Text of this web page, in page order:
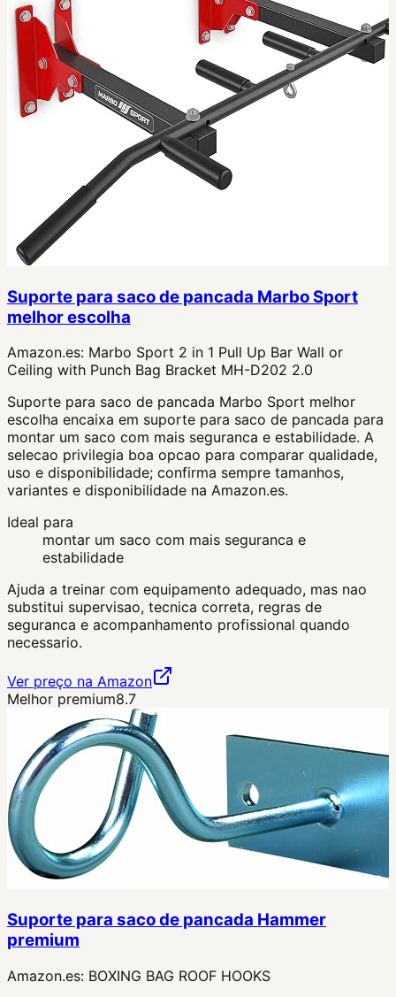
Suporte para saco de pancada Marbo Sport
melhor escolha
Amazon.es: Marbo Sport 2 in 1 Pull Up Bar Wall or
Ceiling with Punch Bag Bracket MH-D202 2.0
Suporte para saco de pancada Marbo Sport melhor
escolha encaixa em suporte para saco de pancada para
montar um saco com mais seguranca e estabilidade. A
selecao privilegia boa opcao para comparar qualidade,
uso e disponibilidade; confirma sempre tamanhos,
variantes e disponibilidade na Amazon.es.
Ideal para
montar um saco com mais seguranca e
estabilidade
Ajuda a treinar com equipamento adequado, mas nao
substitui supervisao, tecnica correta, regras de
seguranca e acompanhamento profissional quando
necessario.
Ver preço na Amazon
Melhor premium8.7
Suporte para saco de pancada Hammer
premium
Amazon.es: BOXING BAG ROOF HOOKS